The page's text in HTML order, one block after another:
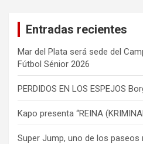
Entradas recientes
Mar del Plata será sede del
Fútbol Sénior 2026
PERDIDOS EN LOS ESPEJOS
Kapo presenta “REINA
Super Jump, uno de los